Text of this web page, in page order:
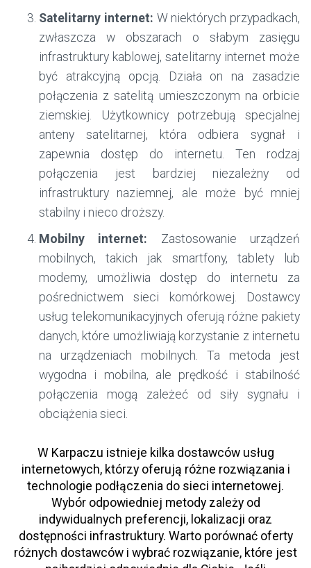
Satelitarny internet: W niektórych przypadkach,
zwłaszcza w obszarach o słabym zasięgu
infrastruktury kablowej, satelitarny internet może
być atrakcyjną opcją. Działa on na zasadzie
połączenia z satelitą umieszczonym na orbicie
ziemskiej. Użytkownicy potrzebują specjalnej
anteny satelitarnej, która odbiera sygnał i
zapewnia dostęp do internetu. Ten rodzaj
połączenia jest bardziej niezależny od
infrastruktury naziemnej, ale może być mniej
stabilny i nieco droższy.
Mobilny internet: Zastosowanie urządzeń
mobilnych, takich jak smartfony, tablety lub
modemy, umożliwia dostęp do internetu za
pośrednictwem sieci komórkowej. Dostawcy
usług telekomunikacyjnych oferują różne pakiety
danych, które umożliwiają korzystanie z internetu
na urządzeniach mobilnych. Ta metoda jest
wygodna i mobilna, ale prędkość i stabilność
połączenia mogą zależeć od siły sygnału i
obciążenia sieci.
W Karpaczu istnieje kilka dostawców usług
internetowych, którzy oferują różne rozwiązania i
technologie podłączenia do sieci internetowej.
Wybór odpowiedniej metody zależy od
indywidualnych preferencji, lokalizacji oraz
dostępności infrastruktury. Warto porównać oferty
różnych dostawców i wybrać rozwiązanie, które jest